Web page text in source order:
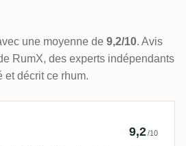
une moyenne de 9,2/10. Avis
RumX, des experts indépendants
et décrit ce rhum.
Rob Bauer 9,2/10